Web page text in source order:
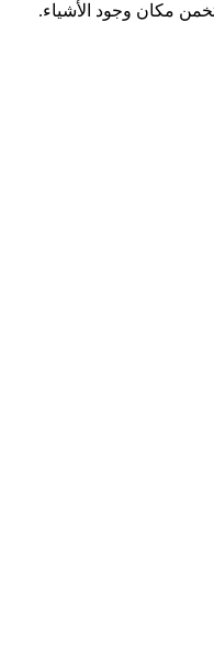
مكان وجود الأشياء.